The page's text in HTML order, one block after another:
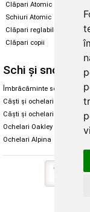
Clăpari Atomic
Schiuri Atomic
Clăpari reglabili
Clăpari copii
Schi și
Îmbrăcăminte schi și
Căști și ochelari de iarnă
Căști și ochelari Alpina
Ochelari Oakley
Ochelari Alpina